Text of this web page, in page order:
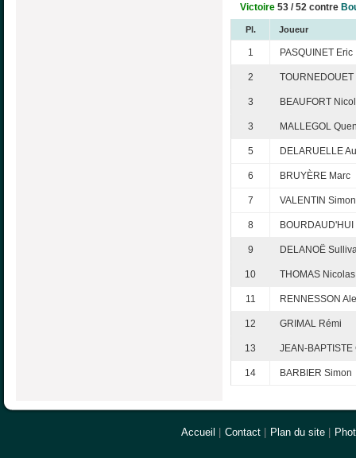
Victoire 53 / 52 contre
Pl. Joueur
1 PASQUINET Eric
2
3 BEAUFORT
3 MALLEGOL
5 DELARUELLE
6 BRUYÈRE Marc
7 VALENTIN Simon
8
9 DELANOË
10 THOMAS Nicolas
11 RENNESSON
12 GRIMAL Rémi
13 JEAN-BAPTISTE
14 BARBIER Simon
Accueil Contact Plan du site